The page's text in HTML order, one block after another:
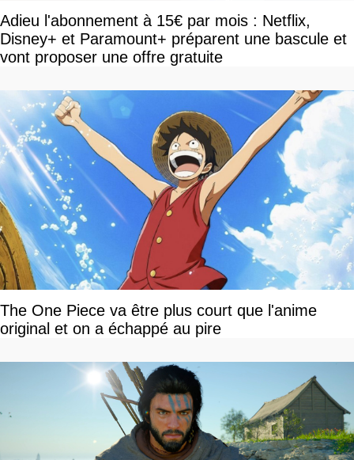
Adieu l'abonnement à 15€ par mois : Netflix,
Disney+ et Paramount+ préparent une bascule et
vont proposer une offre gratuite
The One Piece va être plus court que l'anime
original et on a échappé au pire